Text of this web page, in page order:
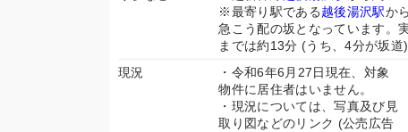
※最寄り駅である越後湯沢駅か
急こう配の坂となっています。
までは約13分 (うち、4分が坂道
現況
・令和6年6月27日現在、対象
物件に居住者はいません。
・現況については、写真及び見
取り図などのリンク (公売広告